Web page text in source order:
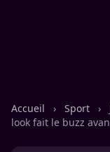
Accueil › Sport ›
look fait le buzz